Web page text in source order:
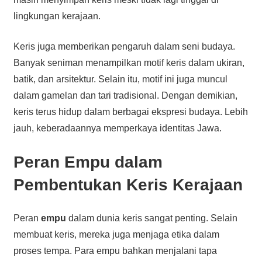
lingkungan kerajaan.
Keris juga memberikan pengaruh dalam seni budaya.
Banyak seniman menampilkan motif keris dalam ukiran,
batik, dan arsitektur. Selain itu, motif ini juga muncul
dalam gamelan dan tari tradisional. Dengan demikian,
keris terus hidup dalam berbagai ekspresi budaya. Lebih
jauh, keberadaannya memperkaya identitas Jawa.
Peran Empu dalam
Pembentukan Keris Kerajaan
Peran empu dalam dunia keris sangat penting. Selain
membuat keris, mereka juga menjaga etika dalam
proses tempa. Para empu bahkan menjalani tapa